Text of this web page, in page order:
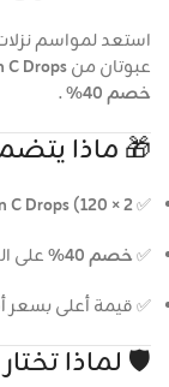
استعد لمواسم
عبوتان منC Drops
خصم 40%
.
🎁 ماذا
✅2 × HK Zinc + Vitamin C Drops (120 مل لكل عبوة)
✅خصم 40%
على
✅ قيمة أعلى بسعر
🛡️ لماذا